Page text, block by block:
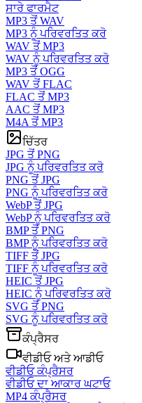
ਸਾਰੇ ਫਾਰਮੈਟ
MP3 ਤੋਂ WAV
MP3 ਨੂੰ ਪਰਿਵਰਤਿਤ ਕਰੋ
WAV ਤੋਂ MP3
WAV ਨੂੰ ਪਰਿਵਰਤਿਤ ਕਰੋ
MP3 ਤੋਂ OGG
WAV ਤੋਂ FLAC
FLAC ਤੋਂ MP3
AAC ਤੋਂ MP3
M4A ਤੋਂ MP3
ਚਿੱਤਰ
JPG ਤੋਂ PNG
JPG ਨੂੰ ਪਰਿਵਰਤਿਤ ਕਰੋ
PNG ਤੋਂ JPG
PNG ਨੂੰ ਪਰਿਵਰਤਿਤ ਕਰੋ
WebP ਤੋਂ JPG
WebP ਨੂੰ ਪਰਿਵਰਤਿਤ ਕਰੋ
BMP ਤੋਂ PNG
BMP ਨੂੰ ਪਰਿਵਰਤਿਤ ਕਰੋ
TIFF ਤੋਂ JPG
TIFF ਨੂੰ ਪਰਿਵਰਤਿਤ ਕਰੋ
HEIC ਤੋਂ JPG
HEIC ਨੂੰ ਪਰਿਵਰਤਿਤ ਕਰੋ
SVG ਤੋਂ PNG
SVG ਨੂੰ ਪਰਿਵਰਤਿਤ ਕਰੋ
ਕੰਪ੍ਰੈਸਰ
ਵੀਡੀਓ ਅਤੇ ਆਡੀਓ
ਵੀਡੀਓ ਕੰਪ੍ਰੈਸਰ
ਵੀਡੀਓ ਦਾ ਆਕਾਰ ਘਟਾਓ
MP4 ਕੰਪ੍ਰੈਸਰ